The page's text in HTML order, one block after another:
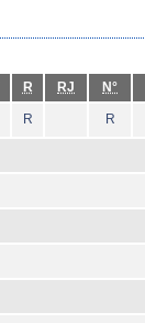
R RJ N°
R R